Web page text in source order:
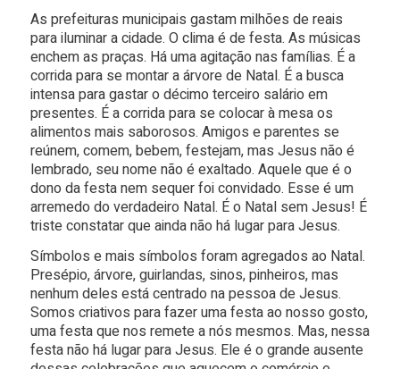
As prefeituras municipais gastam milhões de reais
para iluminar a cidade. O clima é de festa. As músicas
enchem as praças. Há uma agitação nas famílias. É a
corrida para se montar a árvore de Natal. É a busca
intensa para gastar o décimo terceiro salário em
presentes. É a corrida para se colocar à mesa os
alimentos mais saborosos. Amigos e parentes se
reúnem, comem, bebem, festejam, mas Jesus não é
lembrado, seu nome não é exaltado. Aquele que é o
dono da festa nem sequer foi convidado. Esse é um
arremedo do verdadeiro Natal. É o Natal sem Jesus! É
triste constatar que ainda não há lugar para Jesus.
Símbolos e mais símbolos foram agregados ao Natal.
Presépio, árvore, guirlandas, sinos, pinheiros, mas
nenhum deles está centrado na pessoa de Jesus.
Somos criativos para fazer uma festa ao nosso gosto,
uma festa que nos remete a nós mesmos. Mas, nessa
festa não há lugar para Jesus. Ele é o grande ausente